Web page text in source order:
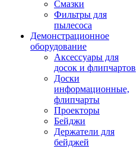
Смазки
Фильтры для
пылесоса
Демонстрационное
оборудование
Аксессуары для
досок и флипчартов
Доски
информационные,
флипчарты
Проекторы
Бейджи
Держатели для
бейджей